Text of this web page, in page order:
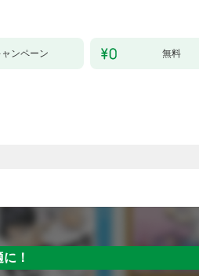
ャンペーン 無料
！